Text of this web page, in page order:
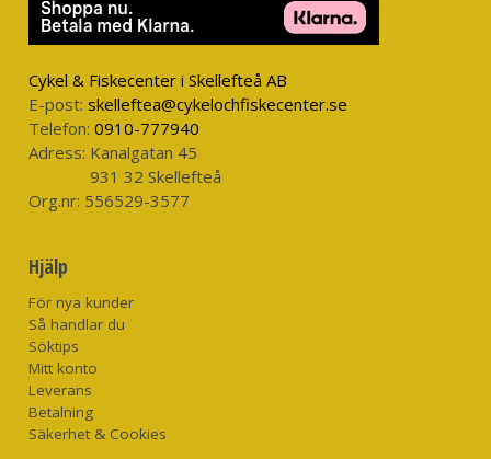
Cykel & Fiskecenter i Skellefteå AB
E-post: skelleftea@cykelochfiskecenter.se
Telefon: 0910-777940
Adress: Kanalgatan 45
931 32 Skellefteå
Org.nr: 556529-3577
Hjälp
För nya kunder
Så handlar du
Söktips
Mitt konto
Leverans
Betalning
Säkerhet & Cookies